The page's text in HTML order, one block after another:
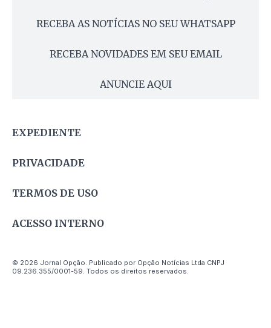
RECEBA AS NOTÍCIAS NO SEU WHATSAPP
RECEBA NOVIDADES EM SEU EMAIL
ANUNCIE AQUI
EXPEDIENTE
PRIVACIDADE
TERMOS DE USO
ACESSO INTERNO
© 2026 Jornal Opção. Publicado por Opção Notícias Ltda CNPJ
09.236.355/0001-59. Todos os direitos reservados.